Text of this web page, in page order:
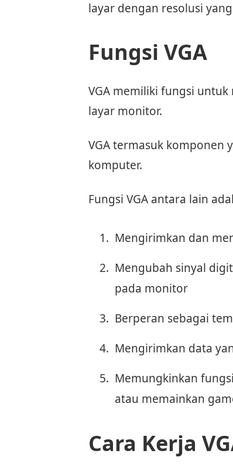
layar dengan resolusi
Fungsi VGA
VGA memiliki fungsi
layar monitor.
VGA termasuk komponen
komputer.
Fungsi VGA antara lain
Mengirimkan dan
Mengubah sinyal
pada monitor
Berperan sebagai
Mengirimkan data
Memungkinkan
atau memainkan
Cara Kerja